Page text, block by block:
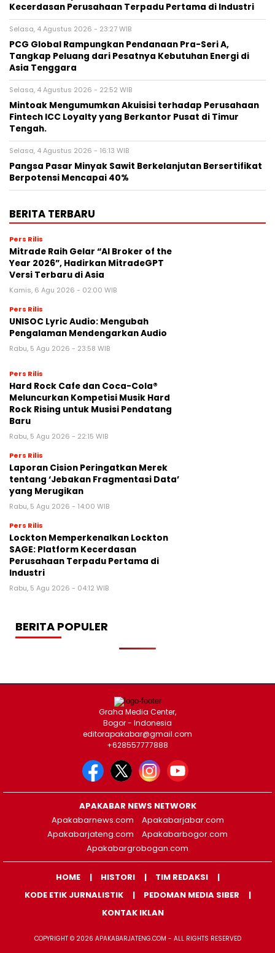
Kecerdasan Perusahaan Terpadu Pertama di Industri
Selasa, 4 Agustus 2026 - 23:27 WIB
PCG Global Rampungkan Pendanaan Pra-Seri A,
Tangkap Peluang dari Pesatnya Kebutuhan Energi di
Asia Tenggara
Selasa, 4 Agustus 2026 - 22:52 WIB
Mintoak Mengumumkan Akuisisi terhadap Perusahaan
Fintech ICC Loyalty yang Berkantor Pusat di Timur
Tengah.
Selasa, 4 Agustus 2026 - 16:13 WIB
Pangsa Pasar Minyak Sawit Berkelanjutan Bersertifikat
Berpotensi Mencapai 40%
BERITA TERBARU
Pers Rilis
Mitrade Raih Gelar “AI Broker of the
Year 2026”, Hadirkan MitradeGPT
Versi Terbaru di Asia
Kamis, 6 Agu 2026 - 02:00 WIB
Pers Rilis
UNISOC Lyric Audio: Mengubah
Pengalaman Mendengarkan Audio
Rabu, 5 Agu 2026 - 23:58 WIB
Pers Rilis
Hard Rock Cafe dan Coca-Cola®
Meluncurkan Kompetisi Musik Hard
Rock Rising untuk Musisi Pendatang
Baru
Rabu, 5 Agu 2026 - 22:15 WIB
Pers Rilis
Laporan Cision Peringatkan Merek
tentang ‘Jebakan Fragmentasi Data’
yang Merugikan
Rabu, 5 Agu 2026 - 14:00 WIB
Pers Rilis
Lockton Memperkenalkan Lockton
SAGE: Platform Kecerdasan
Perusahaan Terpadu Pertama di
Industri
Rabu, 5 Agu 2026 - 04:12 WIB
BERITA POPULER
Graha Media Center,
Bogor - Indonesia
editorapakabar@gmail.com
+628557777888
APAKABAR NEWS NETWORK
Apakabarnews.com
Apakabarjabar.com
Apakabarjateng.com
Apakabarbogor.com
Apakabargrobogan.com
HOME HISTORI
TIM REDAKSI
KODE ETIK JURNALISTIK
PEDOMAN MEDIA SIBER
KONTAK IKLAN
COPYRIGHT © 2026 APAKABARJATENG.COM - ALL RIGHTS RESERVED